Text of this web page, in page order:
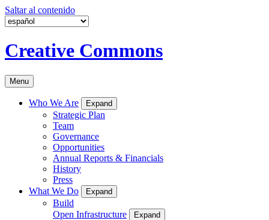
Saltar al contenido
Creative Commons
Menu
Who We Are Expand
Strategic Plan
Team
Governance
Opportunities
Annual Reports & Financials
History
Press
What We Do
Expand
Build
Open Infrastructure
Expand